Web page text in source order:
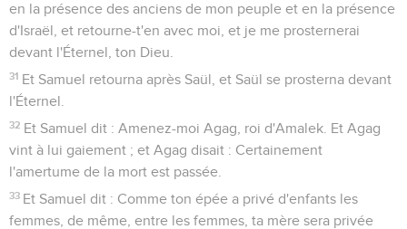
en la présence des anciens de mon peuple et en la présence
d'Israël, et retourne-t'en avec moi, et je me prosternerai
devant l'Éternel, ton Dieu.
31 Et Samuel retourna après Saül, et Saül se prosterna devant
l'Éternel.
32 Et Samuel dit : Amenez-moi Agag, roi d'Amalek. Et Agag
vint à lui gaiement ; et Agag disait : Certainement
l'amertume de la mort est passée.
33 Et Samuel dit : Comme ton épée a privé d'enfants les
femmes, de même, entre les femmes, ta mère sera privée